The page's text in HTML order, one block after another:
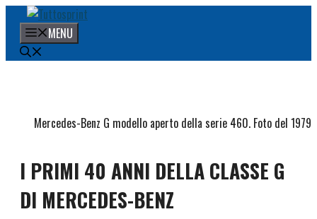
contenuto
MENU
I PRIMI 40 ANNI DELLA CLASSE G
DI MERCEDES-BENZ
Mercedes-Benz G modello aperto della serie 460. Foto del 1979